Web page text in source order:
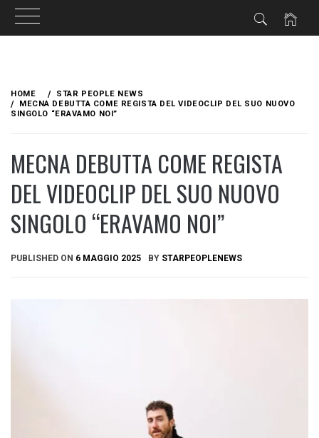
content
HOME
STAR PEOPLE NEWS
MECNA DEBUTTA COME REGISTA DEL VIDEOCLIP DEL SUO NUOVO
SINGOLO “ERAVAMO NOI”
MECNA DEBUTTA COME REGISTA
DEL VIDEOCLIP DEL SUO NUOVO
SINGOLO “ERAVAMO NOI”
PUBLISHED ON 6 MAGGIO 2025 BY STARPEOPLENEWS